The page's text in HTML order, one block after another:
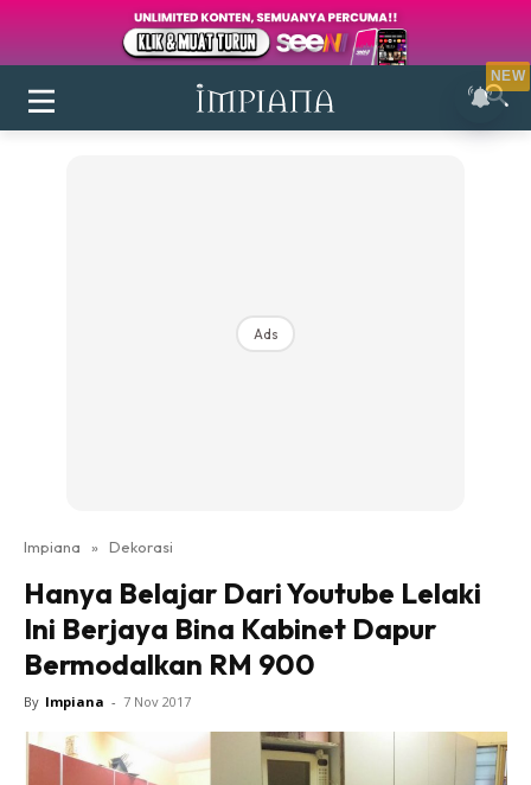
Login|Register
Ruang Makan
Ruang Tamu
Direktori
Interior Design
Landskap
DIY
Ads
Impiana » Dekorasi
Hanya Belajar Dari Youtube Lelaki
Ini Berjaya Bina Kabinet Dapur
Bermodalkan RM 900
By Impiana - 7 Nov 2017
NEW